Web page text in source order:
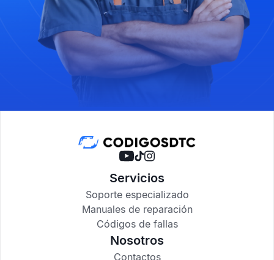
Servicios
Soporte especializado
Manuales de reparación
Códigos de fallas
Nosotros
Contactos